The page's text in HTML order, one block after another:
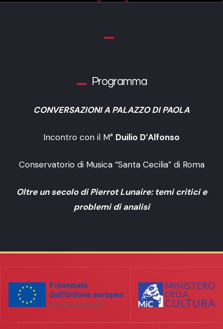
Programma
CONVERSAZIONI A PALAZZO DI PAOLA
Incontro con il M° Duilio D’Alfonso
Conservatorio di Musica “Santa Cecilia” di Roma
Oltre un secolo di Pierrot Lunaire: temi critici e
problemi di analisi